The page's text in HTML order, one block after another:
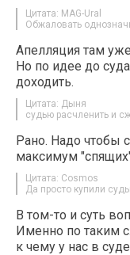
Цитата: MAG-Ural
Обжаловать
Апелляция там
Но по идее до
доходить.
Цитата: Дыня
судью расчленить и
Рано. Надо чтобы
максимум
Цитата: Cosmos
Да просто купили
В том-то и суть
Именно по таким
к чему у нас в